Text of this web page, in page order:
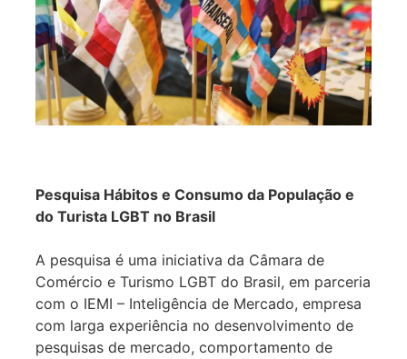
Pesquisa Hábitos e Consumo da População e
do Turista LGBT no Brasil
A pesquisa é uma iniciativa da Câmara de
Comércio e Turismo LGBT do Brasil, em parceria
com o IEMI – Inteligência de Mercado, empresa
com larga experiência no desenvolvimento de
pesquisas de mercado, comportamento de